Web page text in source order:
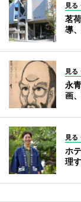
見る
茗
導
見る
永
画
見る
ホ
理